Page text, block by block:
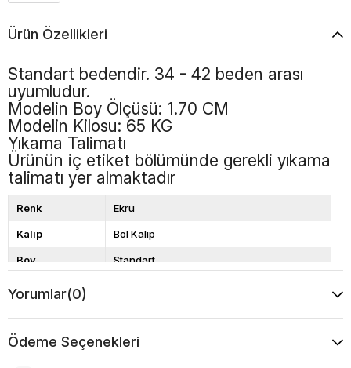
Ürün Özellikleri
Standart bedendir. 34 - 42 beden arası
uyumludur.
Modelin Boy Ölçüsü: 1.70 CM
Modelin Kilosu: 65 KG
Yıkama Talimatı
Ürünün iç etiket bölümünde gerekli yıkama
talimatı yer almaktadır
Renk Ekru
Kalıp Bol Kalıp
Boy Standart
Yorumlar(0)
Ödeme Seçenekleri